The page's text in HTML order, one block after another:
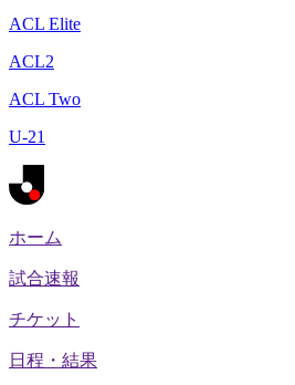
ACL Elite
ACL2
ACL Two
U-21
ホーム
試合速報
チケット
日程・結果